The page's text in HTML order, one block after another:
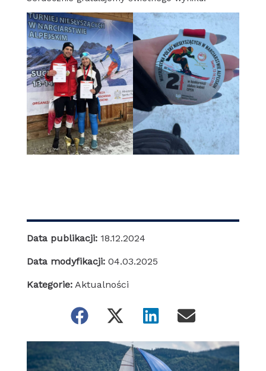
Data publikacji: 18.12.2024
Data modyfikacji: 04.03.2025
Kategorie: Aktualności